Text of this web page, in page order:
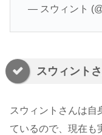
— スウィント
スウィント
スウィントさんは自
ているので、現在も